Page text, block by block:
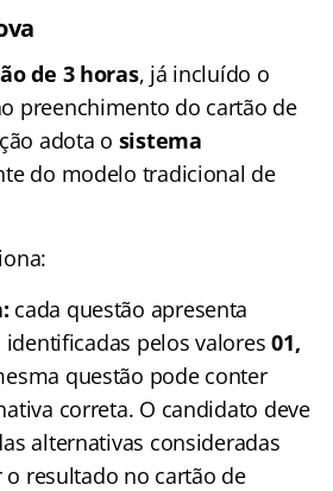
de 3 horas, já incluído o
preenchimento do cartão de
adota o sistema
do modelo tradicional de
cada questão apresenta
pelos valores01,
questão pode conter
correta. O candidato deve
alternativas consideradas
o resultado no cartão de